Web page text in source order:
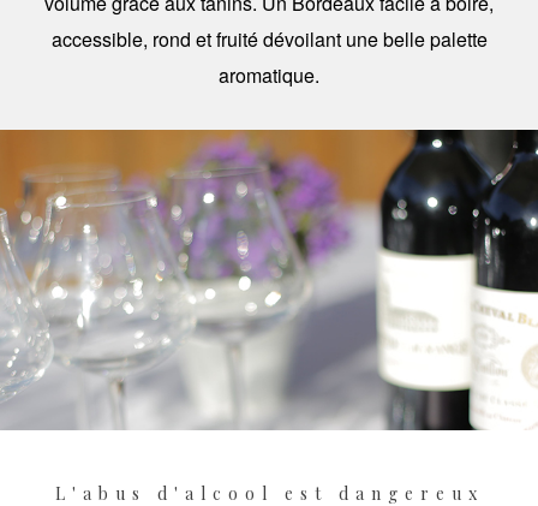
accessible, rond et fruité dévoilant une belle palette
aromatique.
L'abus d'alcool est dangereux